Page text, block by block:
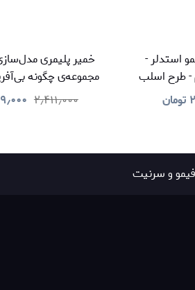
استدلر -
- طرح اسلب
تومان
خمیر پلیمری
مجموعه‌ی چگونه
۲٫۴۱۱٫۰۰۰
و سرنیت